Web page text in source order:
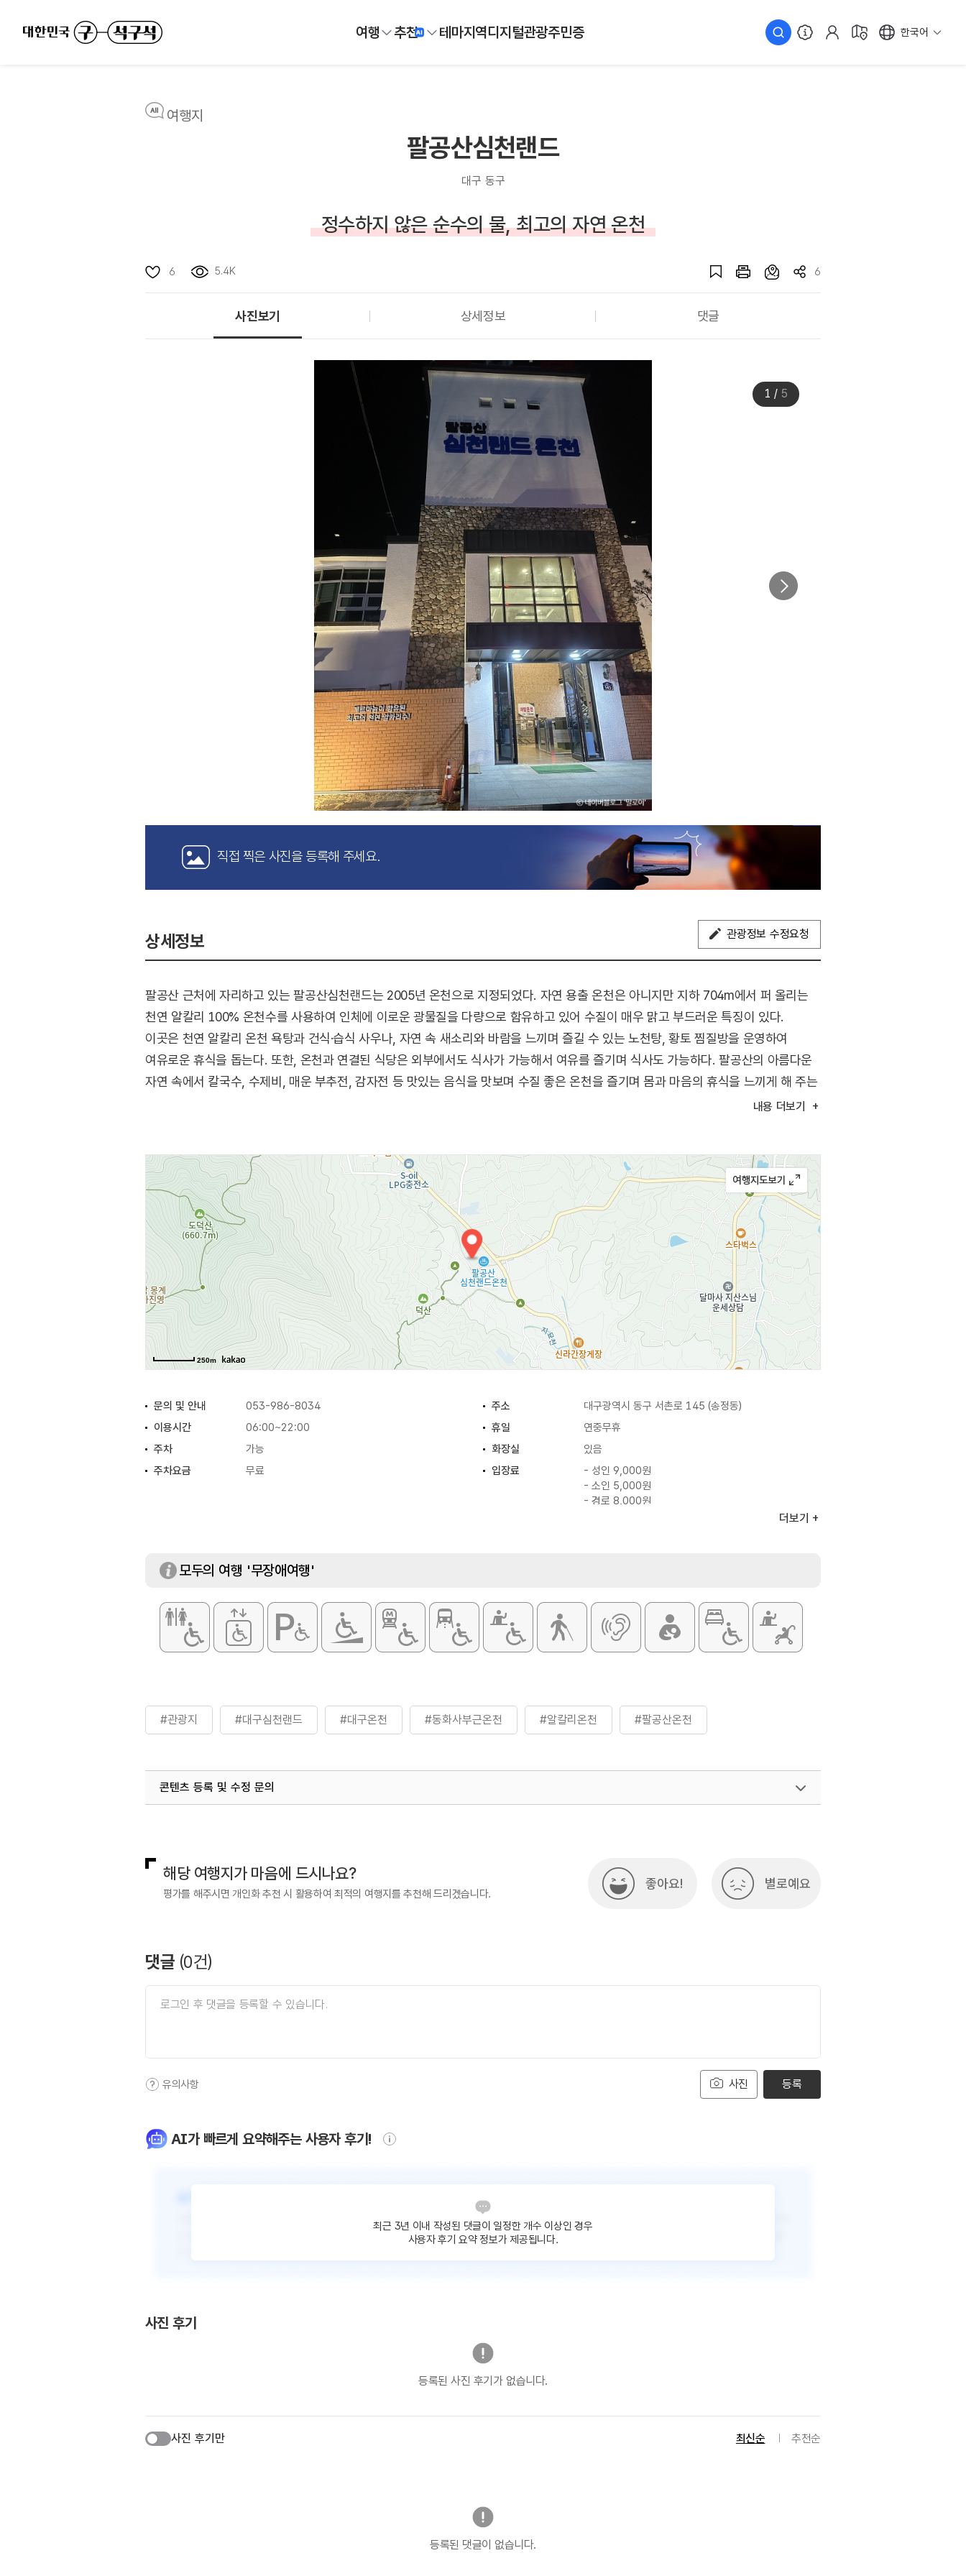
여행 추천 테마지역디지털관광주민증 한국어
여행지
팔공산심천랜드
대구 동구
정수하지 않은 순수의 물, 최고의 자연 온천
6 5.4K 6
사진보기 상세정보 댓글
1 / 5
직접 찍은 사진을 등록해 주세요.
상세정보 관광정보 수정요청
팔공산 근처에 자리하고 있는 팔공산심천랜드는 2005년 온천으로 지정되었다. 자연 용출 온천은 아니지만 지하 704m에서 퍼 올리는
천연 알칼리 100% 온천수를 사용하여 인체에 이로운 광물질을 다량으로 함유하고 있어 수질이 매우 맑고 부드러운 특징이 있다.
이곳은 천연 알칼리 온천 욕탕과 건식·습식 사우나, 자연 속 새소리와 바람을 느끼며 즐길 수 있는 노천탕, 황토 찜질방을 운영하여
여유로운 휴식을 돕는다. 또한, 온천과 연결된 식당은 외부에서도 식사가 가능해서 여유를 즐기며 식사도 가능하다. 팔공산의 아름다운
자연 속에서 칼국수, 수제비, 매운 부추전, 감자전 등 맛있는 음식을 맛보며 수질 좋은 온천을 즐기며 몸과 마음의 휴식을 느끼게 해 주는
내용 더보기
250m
문의 및 안내 053-986-8034 주소
대구광역시 동구 서촌로 145 (송정동)
이용시간
06:00~22:00 휴일
연중무휴
주차
가능 화장실
있음
주차요금
무료 입장료
- 성인 9,000원
- 소인 5,000원
- 경로 8,000원
더보기
모두의 여행 '무장애여행'
#관광지 #대구심천랜드 #대구온천 #동화사부근온천 #알칼리온천 #팔공산온천
콘텐츠 등록 및 수정 문의
해당 여행지가 마음에 드시나요?
평가를 해주시면 개인화 추천 시 활용하여 최적의 여행지를 추천해 드리겠습니다.
좋아요! 별로예요
댓글 (0건)
사진
유의사항 등록
AI가 빠르게 요약해주는 사용자 후기!
최근 3년 이내 작성된 댓글이 일정한 개수 이상인 경우
사용자 후기 요약 정보가 제공됩니다.
사진 후기
등록된 사진 후기가 없습니다.
사진 후기만 최신순 추천순
등록된 댓글이 없습니다.